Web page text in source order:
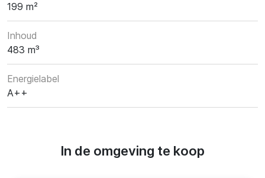
199 m²
Inhoud
483 m³
Energielabel
A++
In de omgeving te koop